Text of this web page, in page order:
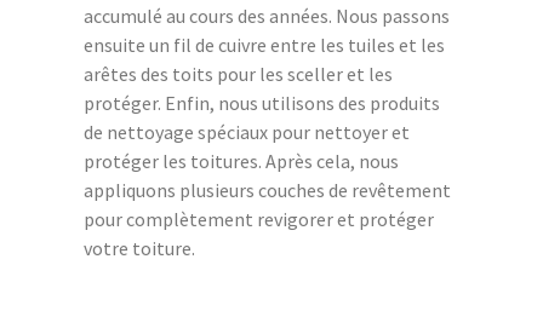
accumulé au cours des années. Nous passons
ensuite un fil de cuivre entre les tuiles et les
arêtes des toits pour les sceller et les
protéger. Enfin, nous utilisons des produits
de nettoyage spéciaux pour nettoyer et
protéger les toitures. Après cela, nous
appliquons plusieurs couches de revêtement
pour complètement revigorer et protéger
votre toiture.